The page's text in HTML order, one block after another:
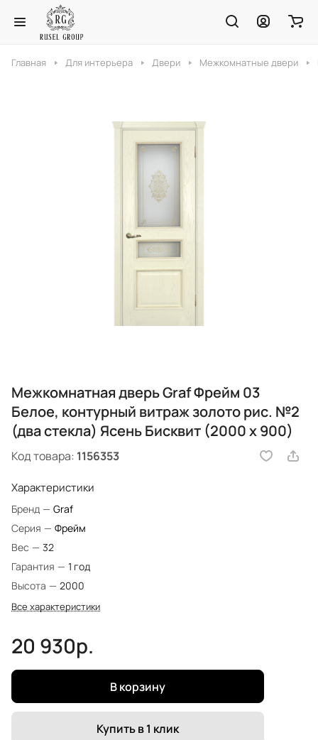
Главная Для интерьера Двери Межкомнатные двери
Межкомнатная дверь Graf Фрейм 03
Белое, контурный витраж золото рис. №2
(два стекла) Ясень Бисквит (2000 х 900)
Код товара: 1156353
Характеристики
Бренд — Graf
Серия — Фрейм
Вес — 32
Гарантия — 1 год
Высота — 2000
Все характеристики
20 930р.
В корзину
Купить в 1 клик